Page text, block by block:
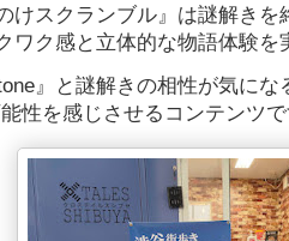
けスクランブル』は謎解き
ワク感と立体的な物語体験を
』と謎解きの相性が気に
性を感じさせるコンテンツ